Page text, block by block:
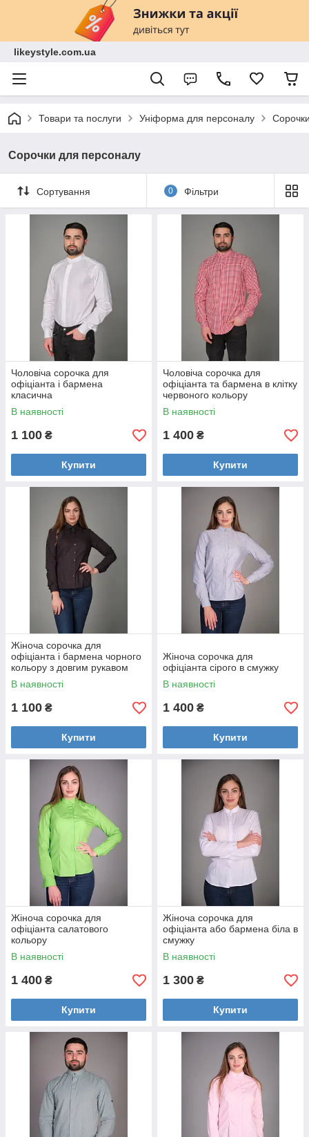
likeystyle.com.ua
Товари та послуги Уніформа для персоналу
Сорочки для персоналу
Сортування 0 Фільтри
Чоловіча сорочка для
офіціанта і бармена
класична
В наявності
1 100 ₴
Купити
Чоловіча сорочка для
офіціанта та бармена в клітку
червоного кольору
В наявності
1 400 ₴
Купити
Жіноча сорочка для
офіціанта і бармена чорного
кольору з довгим рукавом
В наявності
1 100 ₴
Купити
Жіноча сорочка для
офіціанта сірого в смужку
В наявності
1 400 ₴
Купити
Жіноча сорочка для
офіціанта салатового
кольору
В наявності
1 400 ₴
Купити
Жіноча сорочка для
офіціанта або бармена біла в
смужку
В наявності
1 300 ₴
Купити